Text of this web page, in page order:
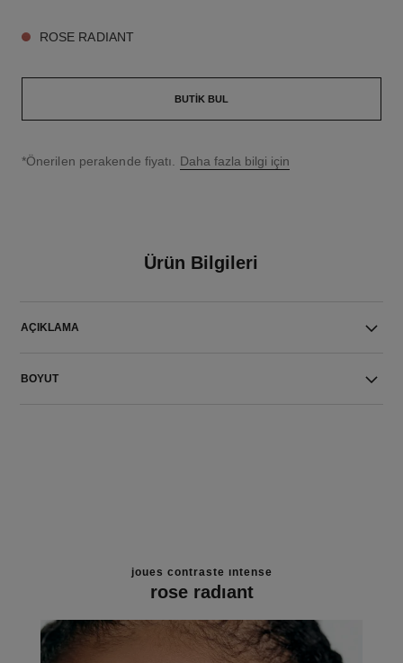
ROSE RADIANT
BUTIK BUL
↩
*Önerilen perakende fiyatı. Daha fazla bilgi için
Ürün Bilgileri
AÇIKLAMA
BOYUT
joues contraste intense
rose radiant